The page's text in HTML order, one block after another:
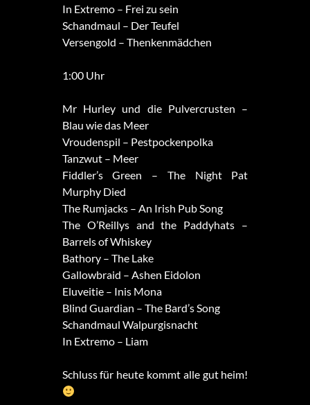
In Extremo – Frei zu sein
Schandmaul – Der Teufel
Versengold – Thenkenmädchen
1:00 Uhr
Mr Hurley und die Pulvercrusten –
Blau wie das Meer
Vroudenspil – Pestpockenpolka
Tanzwut – Meer
Fiddler’s Green – The Night Pat
Murphy Died
The Rumjacks – An Irish Pub Song
The O’Reillys and the Paddyhats –
Barrels of Whiskey
Bathory – The Lake
Gallowbraid – Ashen Eidolon
Eluveitie – Inis Mona
Blind Guardian – The Bard’s Song
Schandmaul Walpurgisnacht
In Extremo – Liam
Schluss für heute kommt alle gut heim!